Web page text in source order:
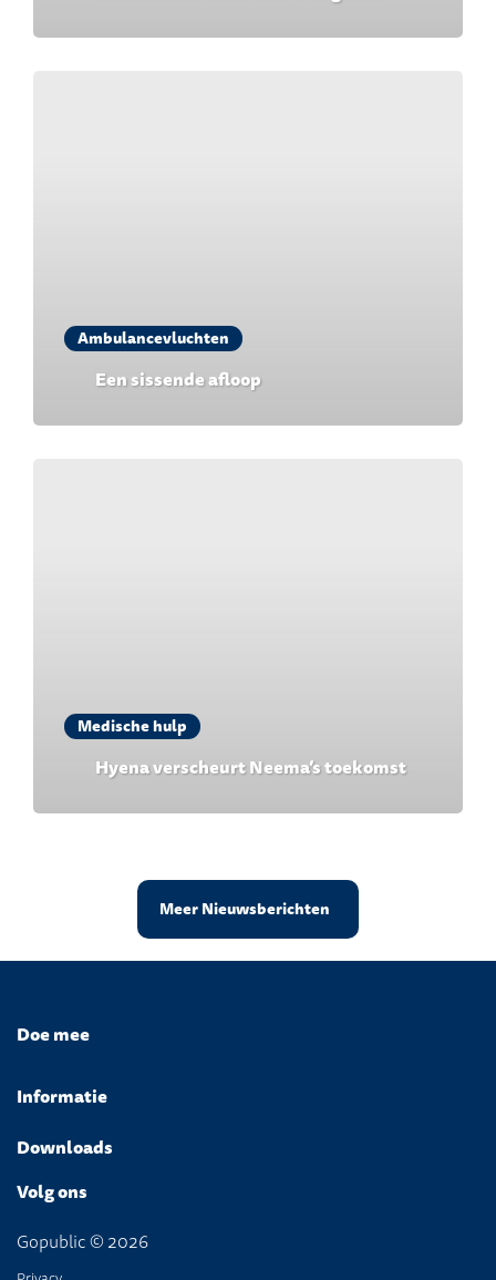
Ambulancevluchten
Een sissende afloop
Medische hulp
Hyena verscheurt Neema’s toekomst
Meer Nieuwsberichten
Doe mee
Informatie
Downloads
Volg ons
Gopublic © 2026